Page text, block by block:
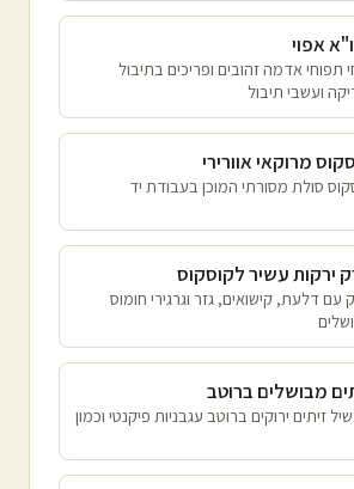
אפוי
תפוחי אדמה זהובים ופריכים בתיבול
ועשבי תיבול
מרוקאי אוורירי
סולת מסורתי המוכן בעבודת יד
ירקות עשיר לקוסקוס
עם דלעת, קישואים, גזר וגרגירי חומוס
מבושלים ברוטב
זיתים ירוקים ברוטב עגבניות פיקנטי וכמון